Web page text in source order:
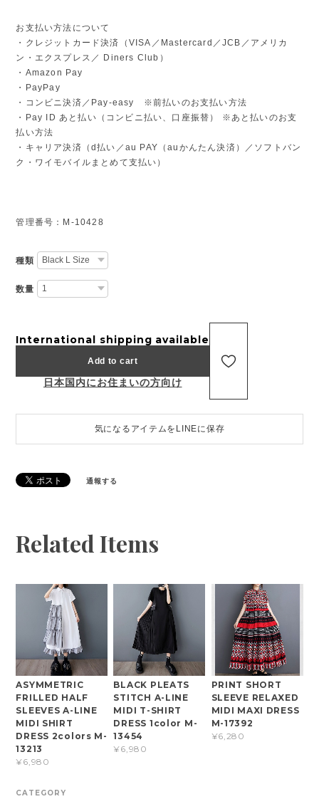
お支払い方法について
・クレジットカード決済（VISA／Mastercard／JCB／アメリカ
ン・エクスプレス／ Diners Club）
・Amazon Pay
・PayPay
・コンビニ決済／Pay-easy ※前払いのお支払い方法
・Pay ID あと払い（コンビニ払い、口座振替） ※あと払いのお支
払い方法
・キャリア決済（d払い／au PAY（auかんたん決済）／ソフトバン
ク・ワイモバイルまとめて支払い）
管理番号：M-10428
種類
数量
International shipping available
Add to cart
日本国内にお住まいの方向け
気になるアイテムをLINEに保存
通報する
Related Items
ASYMMETRIC
FRILLED HALF
SLEEVES A-LINE
MIDI SHIRT
DRESS 2colors M-
13213
¥6,980
BLACK PLEATS
STITCH A-LINE
MIDI T-SHIRT
DRESS 1color M-
13454
¥6,980
PRINT SHORT
SLEEVE RELAXED
MIDI MAXI DRESS
M-17392
¥6,280
CATEGORY